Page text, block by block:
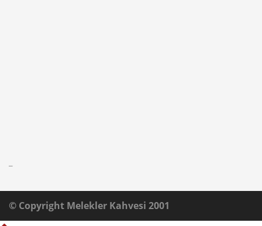
© Copyright Melekler Kahvesi 2001